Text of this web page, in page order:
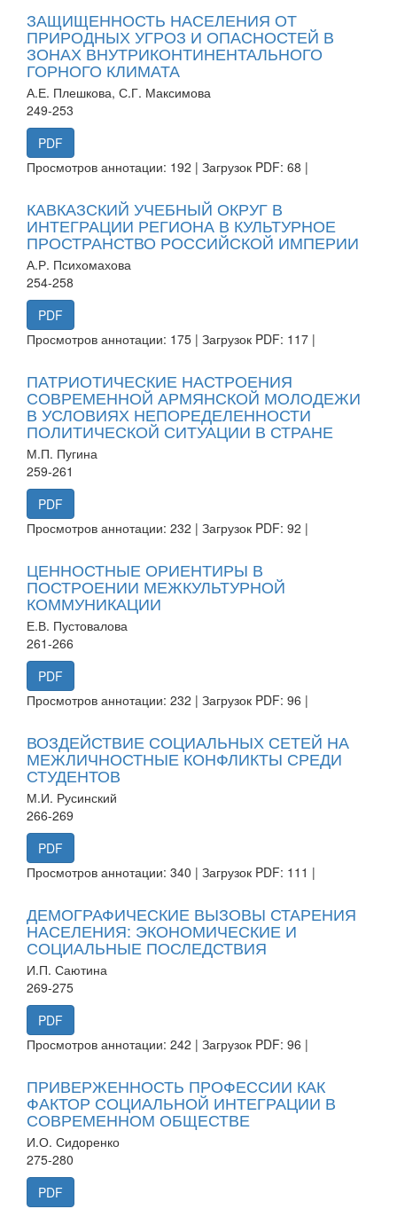
ЗАЩИЩЕННОСТЬ НАСЕЛЕНИЯ ОТ
ПРИРОДНЫХ УГРОЗ И ОПАСНОСТЕЙ В
ЗОНАХ ВНУТРИКОНТИНЕНТАЛЬНОГО
ГОРНОГО КЛИМАТА
А.Е. Плешкова, С.Г. Максимова
249-253
PDF
Просмотров аннотации: 192 | Загрузок PDF: 68 |
КАВКАЗСКИЙ УЧЕБНЫЙ ОКРУГ В
ИНТЕГРАЦИИ РЕГИОНА В КУЛЬТУРНОЕ
ПРОСТРАНСТВО РОССИЙСКОЙ ИМПЕРИИ
А.Р. Психомахова
254-258
PDF
Просмотров аннотации: 175 | Загрузок PDF: 117 |
ПАТРИОТИЧЕСКИЕ НАСТРОЕНИЯ
СОВРЕМЕННОЙ АРМЯНСКОЙ МОЛОДЕЖИ
В УСЛОВИЯХ НЕПОРЕДЕЛЕННОСТИ
ПОЛИТИЧЕСКОЙ СИТУАЦИИ В СТРАНЕ
М.П. Пугина
259-261
PDF
Просмотров аннотации: 232 | Загрузок PDF: 92 |
ЦЕННОСТНЫЕ ОРИЕНТИРЫ В
ПОСТРОЕНИИ МЕЖКУЛЬТУРНОЙ
КОММУНИКАЦИИ
Е.В. Пустовалова
261-266
PDF
Просмотров аннотации: 232 | Загрузок PDF: 96 |
ВОЗДЕЙСТВИЕ СОЦИАЛЬНЫХ СЕТЕЙ НА
МЕЖЛИЧНОСТНЫЕ КОНФЛИКТЫ СРЕДИ
СТУДЕНТОВ
М.И. Русинский
266-269
PDF
Просмотров аннотации: 340 | Загрузок PDF: 111 |
ДЕМОГРАФИЧЕСКИЕ ВЫЗОВЫ СТАРЕНИЯ
НАСЕЛЕНИЯ: ЭКОНОМИЧЕСКИЕ И
СОЦИАЛЬНЫЕ ПОСЛЕДСТВИЯ
И.П. Саютина
269-275
PDF
Просмотров аннотации: 242 | Загрузок PDF: 96 |
ПРИВЕРЖЕННОСТЬ ПРОФЕССИИ КАК
ФАКТОР СОЦИАЛЬНОЙ ИНТЕГРАЦИИ В
СОВРЕМЕННОМ ОБЩЕСТВЕ
И.О. Сидоренко
275-280
PDF